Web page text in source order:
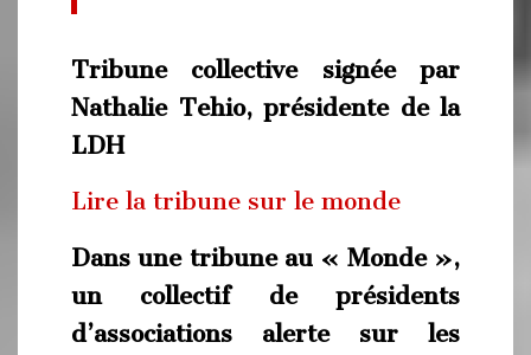
Tribune collective signée par
Nathalie Tehio, présidente de la
LDH
Lire la tribune sur le monde
Dans une tribune au « Monde »,
un collectif de présidents
d’associations alerte sur les